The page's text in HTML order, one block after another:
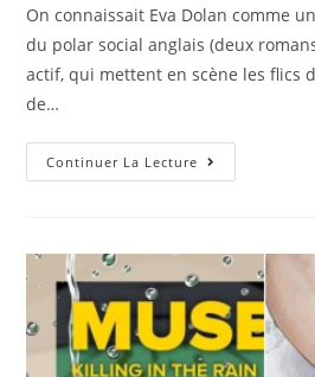
On connaissait Eva Dolan comme
du polar social anglais (deux
actif, qui mettent en scène les flics
de…
Continuer La Lecture